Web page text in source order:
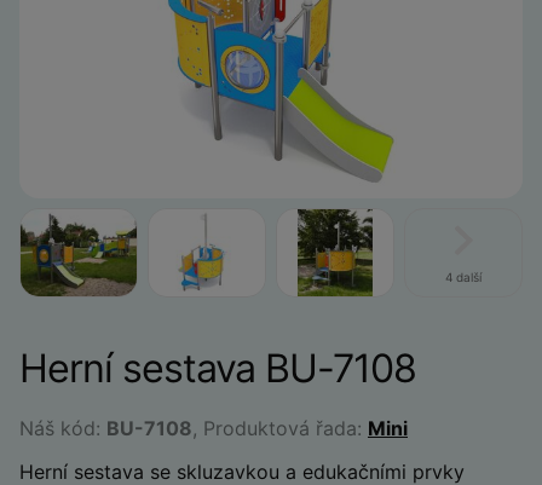
4 další
Herní sestava BU-7108
Náš kód: BU-7108, Produktová řada: Mini
Herní sestava se skluzavkou a edukačními prvky